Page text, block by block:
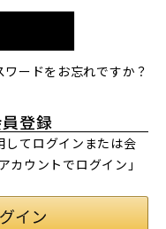
ワードをお忘れですか？
登録
てログインまたは会
ウントでログイン」